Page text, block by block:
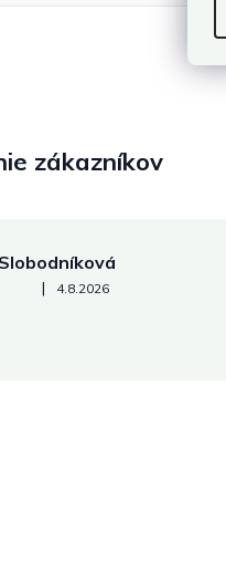
zákazníkov
obchodu je 5 z 5 hviezdičiek.
| 4.8.2026